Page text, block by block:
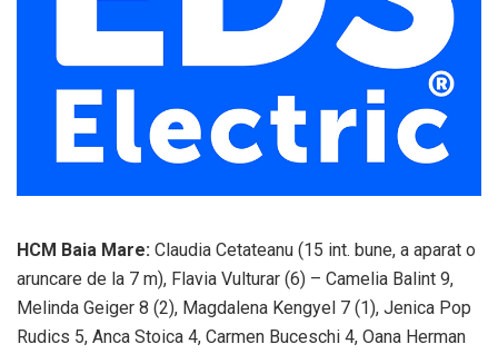
HCM Baia Mare: Claudia Cetateanu (15 int. bune, a aparat o
aruncare de la 7 m), Flavia Vulturar (6) – Camelia Balint 9,
Melinda Geiger 8 (2), Magdalena Kengyel 7 (1), Jenica Pop
Rudics 5, Anca Stoica 4, Carmen Buceschi 4, Oana Herman